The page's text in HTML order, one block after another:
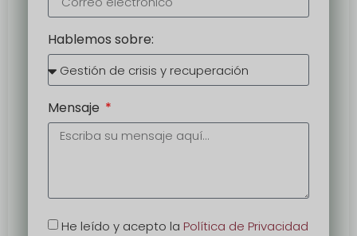
Hablemos sobre:
Mensaje
He leído y acepto la Política de Privacidad